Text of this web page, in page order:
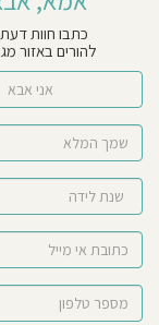
כתבו חוות דעת
להורים באזור
אני אבא